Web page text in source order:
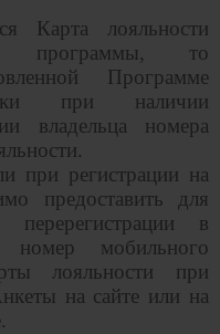
Карта лояльности
программы, то
Программе
при наличии
владельца номера
при регистрации на
предоставить для
в
номер мобильного
лояльности при
на сайте или на